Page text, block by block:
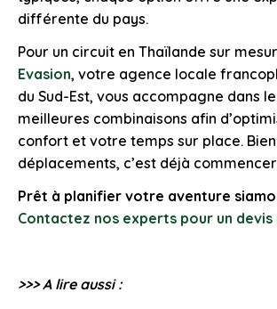
différente du pays.
Pour un circuit en Thaïlande sur
Evasion, votre agence locale
du Sud-Est, vous accompagne dans
meilleures combinaisons afin
confort et votre temps sur place.
déplacements, c’est déjà
Prêt à planifier votre aventure
Contactez nos experts pour un devis
>>> A lire aussi :